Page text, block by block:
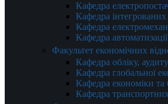
Кафедра
Кафедра
Кафедра
Кафедра
Факультет економічних
Кафедра обліку,
Кафедра глобальної
Кафедра економіки та
Кафедра транспортних